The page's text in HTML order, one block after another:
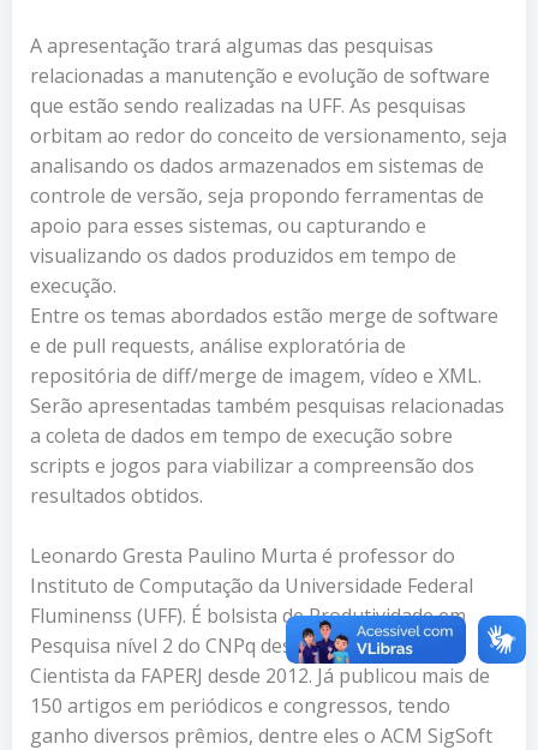
A apresentação trará algumas das pesquisas
relacionadas a manutenção e evolução de software
que estão sendo realizadas na UFF. As pesquisas
orbitam ao redor do conceito de versionamento, seja
analisando os dados armazenados em sistemas de
controle de versão, seja propondo ferramentas de
apoio para esses sistemas, ou capturando e
visualizando os dados produzidos em tempo de
execução.
Entre os temas abordados estão merge de software
e de pull requests, análise exploratória de
repositória de diff/merge de imagem, vídeo e XML.
Serão apresentadas também pesquisas relacionadas
a coleta de dados em tempo de execução sobre
scripts e jogos para viabilizar a compreensão dos
resultados obtidos.
Leonardo Gresta Paulino Murta é professor do
Instituto de Computação da Universidade Federal
Fluminenss (UFF). É bolsista de Produtividade em
Pesquisa nível 2 do CNPq desde 2009 e Jovem
Cientista da FAPERJ desde 2012. Já publicou mais de
150 artigos em periódicos e congressos, tendo
ganho diversos prêmios, dentre eles o ACM SigSoft